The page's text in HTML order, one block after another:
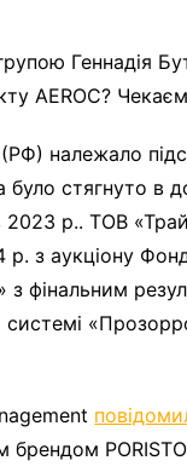
Геннадія
AEROC?
належало
було стягнуто в
2023 р.. ТОВ
р. з аукціону
з фінальним
брендом